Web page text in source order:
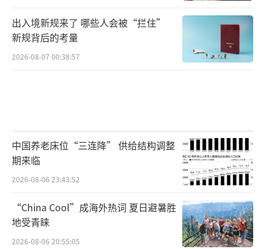
出入境新规来了 哪些人会被“拦住”
新规背后的考量
2026-08-07 00:38:57
中国养老床位“三连降” 供给结构调整
期来临
2026-08-06 23:43:52
“China Cool”成海外热词 夏日避暑胜
地受青睐
2026-08-06 20:55:05